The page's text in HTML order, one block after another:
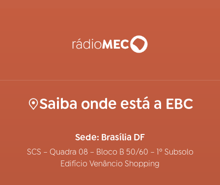
Saiba onde está a EBC
Sede: Brasília DF
SCS – Quadra 08 – Bloco B 50/60 – 1º Subsolo
Edifício Venâncio Shopping